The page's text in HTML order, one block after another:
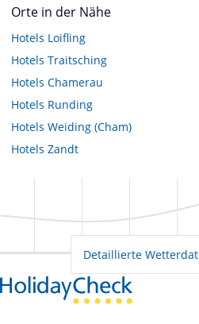
Orte in der Nähe
Hotels Loifling
Hotels Traitsching
Hotels Chamerau
Hotels Runding
Hotels Weiding (Cham)
Hotels Zandt
Detaillierte